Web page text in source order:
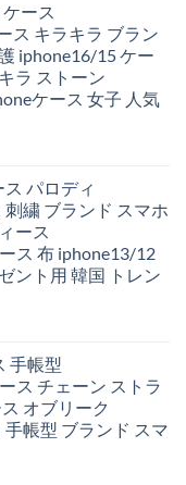
ース
ス キラキラ ブラン
iphone16/15 ケー
ラ ストーン
ケース 女子 人気
パロディ
繍 ブランド スマホ
ース
ス 布 iphone13/12
ント用 韓国 トレン
手帳型
ス チェーン ストラ
オブリーク
帳型 ブランド スマ